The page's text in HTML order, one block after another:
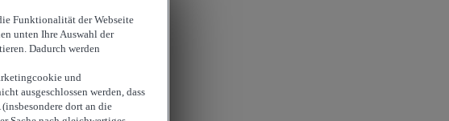
Funktionalität der Webseite
unten Ihre Auswahl der
Dadurch werden
und
ausgeschlossen werden, dass
dort an die